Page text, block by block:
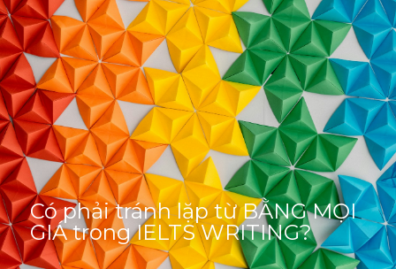
Thư Tín
Mixed
SGK
Vocabularies
Đề writing theo topic
Pie
Thành tích học viên
Có phải tránh lặp từ BẰNG MỌI
GIÁ trong IELTS WRITING?